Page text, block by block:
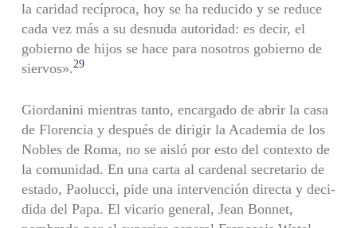
la caridad recíproca, hoy se ha reducido y se reduce
cada vez más a su desnuda autoridad: es decir, el
gobierno de hijos se hace para nosotros gobierno de
siervos».29
Giordanini mientras tanto, encargado de abrir la casa
de Florencia y después de dirigir la Academia de los
Nobles de Roma, no se aisló por esto del contexto de
la comunidad. En una carta al cardenal secretario de
estado, Paolucci, pide una intervención directa y deci­
dida del Papa. El vicario general, Jean Bonnet,